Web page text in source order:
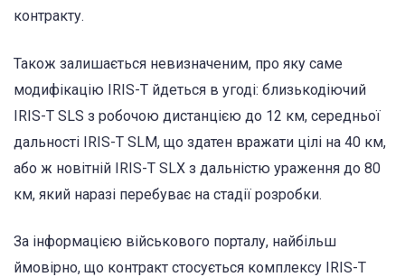
контракту.
Також залишається невизначеним, про яку саме
модифікацію IRIS-T йдеться в угоді: близькодіючий
IRIS-T SLS з робочою дистанцією до 12 км, середньої
дальності IRIS-T SLM, що здатен вражати цілі на 40 км,
або ж новітній IRIS-T SLX з дальністю ураження до 80
км, який наразі перебуває на стадії розробки.
За інформацією військового порталу, найбільш
ймовірно, що контракт стосується комплексу IRIS-T